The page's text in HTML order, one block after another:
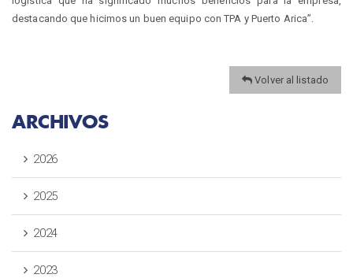
destacando que hicimos un buen equipo con TPA y Puerto Arica”.
Volver al listado
ARCHIVOS
2026
2025
2024
2023